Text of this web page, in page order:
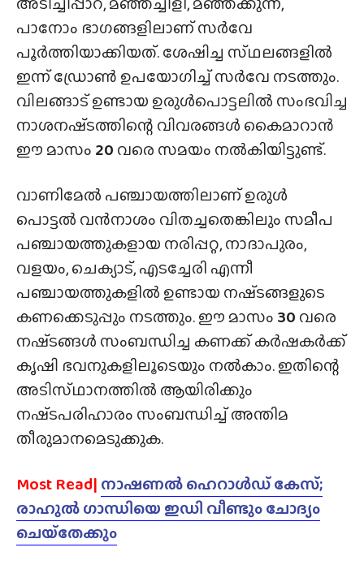
പാനോം ഭാഗങ്ങളിലാണ് സർവേ
പൂർത്തിയാക്കിയത്. ശേഷിച്ച സ്‌ഥലങ്ങളിൽ
ഇന്ന് ഡ്രോൺ ഉപയോഗിച്ച് സർവേ നടത്തും.
വിലങ്ങാട് ഉണ്ടായ ഉരുൾപൊട്ടലിൽ സംഭവിച്ച
നാശനഷ്‌ടത്തിന്റെ വിവരങ്ങൾ കൈമാറാൻ
ഈ മാസം 20 വരെ സമയം നൽകിയിട്ടുണ്ട്.
വാണിമേൽ പഞ്ചായത്തിലാണ് ഉരുൾ
പൊട്ടൽ വൻനാശം വിതച്ചതെങ്കിലും സമീപ
പഞ്ചായത്തുകളായ നരിപ്പറ്റ, നാദാപുരം,
വളയം, ചെക്യാട്, എടച്ചേരി എന്നീ
പഞ്ചായത്തുകളിൽ ഉണ്ടായ നഷ്‌ടങ്ങളുടെ
കണക്കെടുപ്പും നടത്തും. ഈ മാസം 30 വരെ
നഷ്‌ടങ്ങൾ സംബന്ധിച്ച കണക്ക് കർഷകർക്ക്
കൃഷി ഭവനുകളിലൂടെയും നൽകാം. ഇതിന്റെ
അടിസ്‌ഥാനത്തിൽ ആയിരിക്കും
നഷ്‌ടപരിഹാരം സംബന്ധിച്ച് അന്തിമ
തീരുമാനമെടുക്കുക.
Most Read| നാഷണൽ ഹെറാൾഡ് കേസ്;
രാഹുൽ ഗാന്ധിയെ ഇഡി വീണ്ടും ചോദ്യം
ചെയ്‌തേക്കും